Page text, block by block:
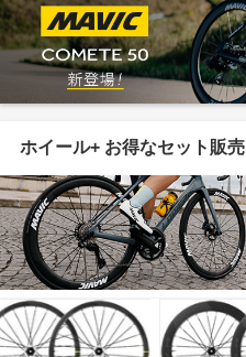
ホイール+ お得なセット販売